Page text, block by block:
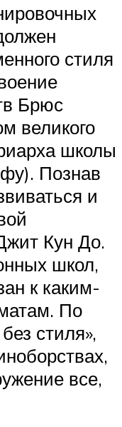
стиля
Брюс
великого
школы
Познав
и
Кун До.
школ,
к каким-
По
стиля»,
все,